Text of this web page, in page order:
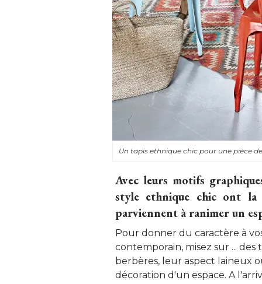
Un tapis ethnique chic pour une pièce
Avec leurs motifs
style ethnique chic ont la
parviennent à ranimer un
Pour donner du caractère à
contemporain, misez sur ... des
berbères, leur aspect laineux
décoration d'un espace. A